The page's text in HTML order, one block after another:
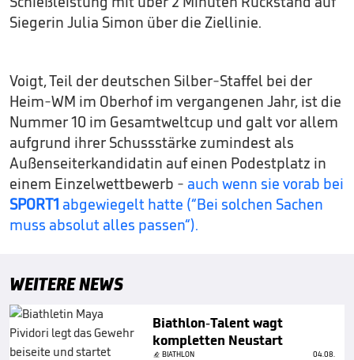
Siegerin Julia Simon über die Ziellinie.
Voigt, Teil der deutschen Silber-Staffel bei der
Heim-WM im Oberhof im vergangenen Jahr, ist die
Nummer 10 im Gesamtweltcup und galt vor allem
aufgrund ihrer Schussstärke zumindest als
Außenseiterkandidatin auf einen Podestplatz in
einem Einzelwettbewerb - auch wenn sie vorab bei
SPORT1 abgewiegelt hatte (“Bei solchen Sachen
muss absolut alles passen“).
WEITERE NEWS
Biathlon-Talent wagt
kompletten Neustart
BIATHLON 04.08.